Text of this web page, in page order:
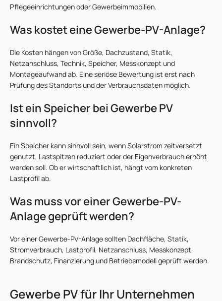
Pflegeeinrichtungen oder Gewerbeimmobilien.
Was kostet eine Gewerbe-PV-Anlage?
Die Kosten hängen von Größe, Dachzustand, Statik,
Netzanschluss, Technik, Speicher, Messkonzept und
Montageaufwand ab. Eine seriöse Bewertung ist erst nach
Prüfung des Standorts und der Verbrauchsdaten möglich.
Ist ein Speicher bei Gewerbe PV
sinnvoll?
Ein Speicher kann sinnvoll sein, wenn Solarstrom zeitversetzt
genutzt, Lastspitzen reduziert oder der Eigenverbrauch erhöht
werden soll. Ob er wirtschaftlich ist, hängt vom konkreten
Lastprofil ab.
Was muss vor einer Gewerbe-PV-
Anlage geprüft werden?
Vor einer Gewerbe-PV-Anlage sollten Dachfläche, Statik,
Stromverbrauch, Lastprofil, Netzanschluss, Messkonzept,
Brandschutz, Finanzierung und Betriebsmodell geprüft werden.
Gewerbe PV für Ihr Unternehmen